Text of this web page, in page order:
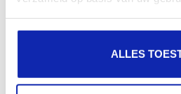
ALLES
.fi
Vanaf